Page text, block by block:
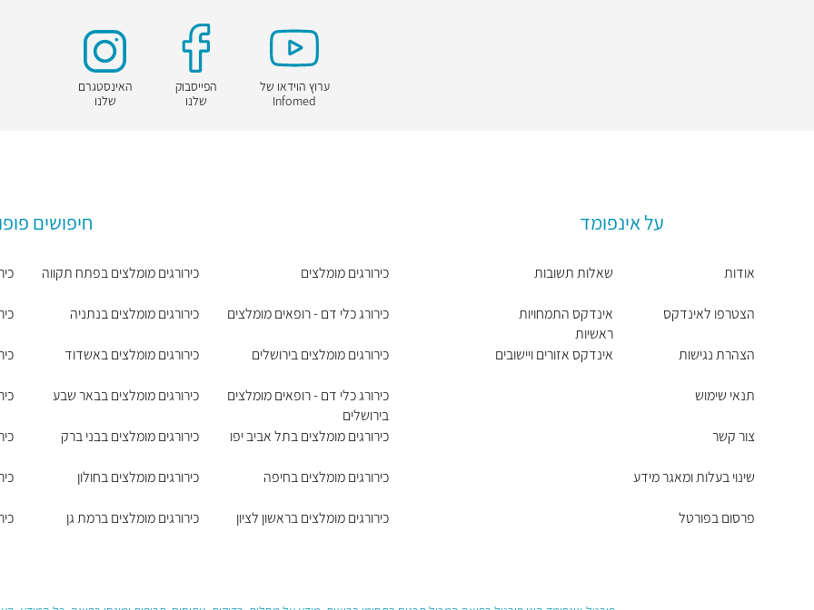
ערוץ הוידאו של
Infomed
הפייסבוק
שלנו
האינסטגרם
שלנו
על אינפומד
אודות
הצטרפו לאינדקס
הצהרת נגישות
תנאי שימוש
צור קשר
שינוי בעלות ומאגר מידע
פרסום בפורטל
שאלות תשובות
אינדקס התמחויות
ראשיות
אינדקס אזורים ויישובים
חיפושים
כירורגים מומלצים
כירורג כלי דם - רופאים מומלצים
כירורגים מומלצים בירושלים
כירורג כלי דם - רופאים מומלצים
בירושלים
כירורגים מומלצים בתל אביב יפו
כירורגים מומלצים בחיפה
כירורגים מומלצים בראשון לציון
כירורגים מומלצים בפתח תקווה
כירורגים מומלצים בנתניה
כירורגים מומלצים באשדוד
כירורגים מומלצים בבאר שבע
כירורגים מומלצים בבני ברק
כירורגים מומלצים בחולון
כירורגים מומלצים ברמת גן